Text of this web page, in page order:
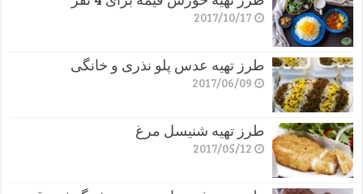
2017/10/17
طرز تهیه عدس پلو نذری و خانگی
2017/06/09
طرز تهیه شنیسل مرغ
2017/05/12